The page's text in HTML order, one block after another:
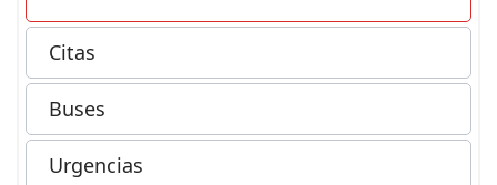
Citas
Buses
Urgencias